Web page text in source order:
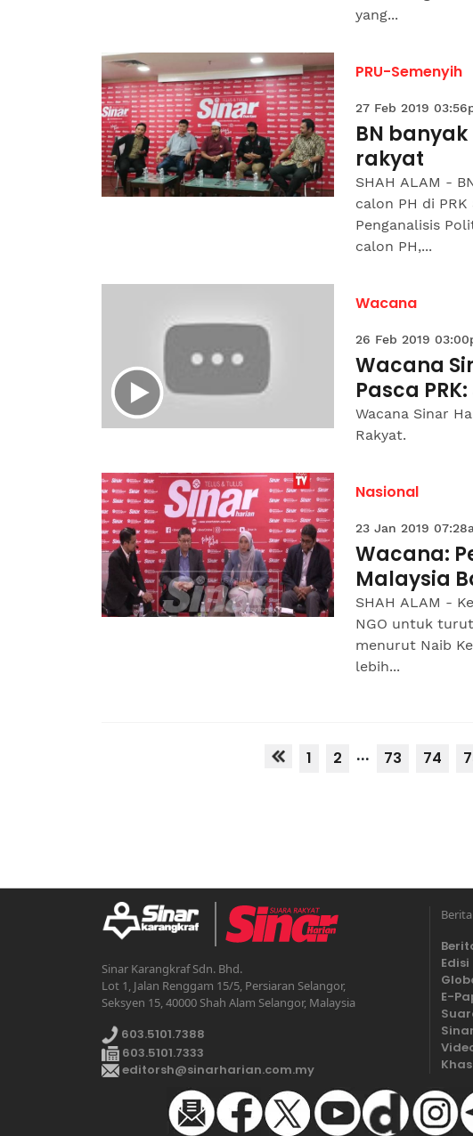
yang...
PRU-Semenyih
27 Feb 2019
BN
rakyat
SHAH ALAM -
calon PH di
Penganalisis
calon PH,...
Wacana
26 Feb 2019
Wacana
Pasca
Wacana Sinar
Rakyat.
Nasional
23 Jan 2019
Wacana:
Malaysia
SHAH ALAM -
NGO untuk
menurut Naib
lebih...
1 2 ... 73 74
Sinar Karangkraf Sdn. Bhd.
Lot 1, Jalan Renggam 15/5, Persiaran Selangor,
Seksyen 15, 40000 Shah Alam Selangor, Malaysia
603.5101.7388
603.5101.7333
editorsh@sinarharian.com.my
Berita
Edisi
E-
Sinar
Khas